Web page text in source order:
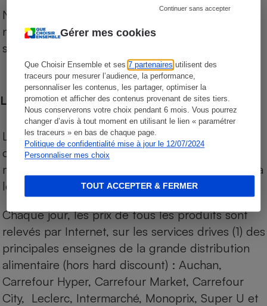
Gérer mes cookies
Que Choisir Ensemble et ses7 partenaires utilisent des
traceurs pour mesurer l’audience, la performance,
personnaliser les contenus, les partager, optimiser la
promotion et afficher des contenus provenant de sites tiers.
Nous conserverons votre choix pendant 6 mois. Vous pourrez
changer d’avis à tout moment en utilisant le lien « paramétrer
les traceurs » en bas de chaque page.
Politique de confidentialité mise à jour le 12/07/2024
Personnaliser mes choix
Continuer sans accepter
TOUT ACCEPTER & FERMER
Notre comparateur de supermarchés propose le
niveau de prix des supermarchés, géolocalisés
sur le territoire français.
Les comparaisons de prix
Les comparaisons sont réalisées sur l’ensemble
des produits des magasins. Les produits de
marques de distributeurs (MDD) sont comparés à
leurs équivalents chez leurs concurrents.
Chaque jour, les prix de tous les produits sont
relevés par Internet, sur les services drives (1) des
principales enseignes de la grande distribution
alimentaire (hors hard discount) : Auchan,
Carrefour Hyper, Carrefour Market, Carrefour
City, Leclerc, Intermarché, Monoprix, Super U et